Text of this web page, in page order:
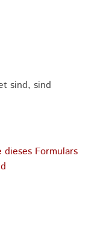
sind, sind
Formulars